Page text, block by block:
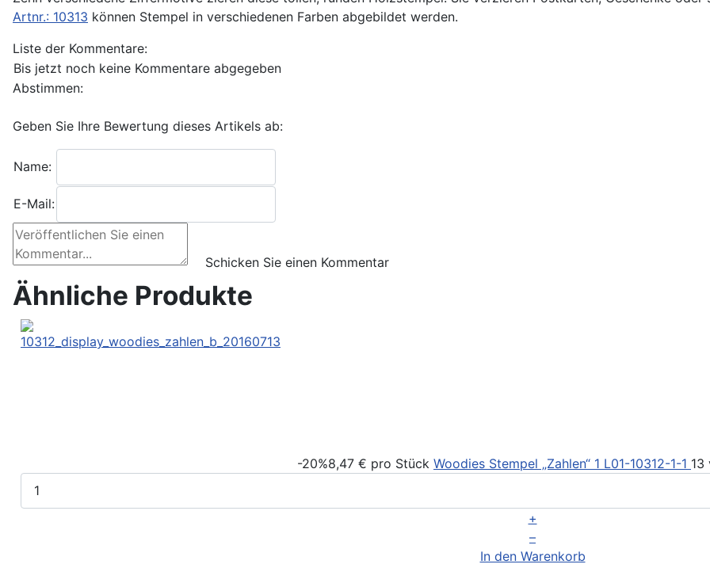
Artnr.: 10313 können Stempel in verschiedenen Farben abgebildet werden.
Liste der Kommentare:
Bis jetzt noch keine Kommentare abgegeben
Abstimmen:
Geben Sie Ihre Bewertung dieses Artikels ab:
Name:
E-Mail:
Ähnliche Produkte
-20%8,47 € pro Stück Woodies Stempel „Zahlen“ 1 L01-10312-1-1 13
+
–
In den Warenkorb